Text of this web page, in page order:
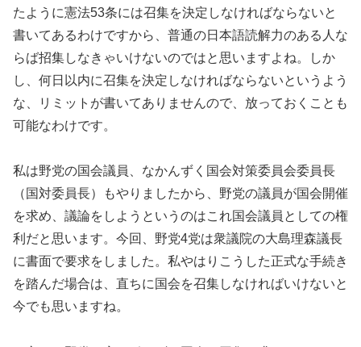
たように憲法53条には召集を決定しなければならないと
書いてあるわけですから、普通の日本語読解力のある人な
らば招集しなきゃいけないのではと思いますよね。しか
し、何日以内に召集を決定しなければならないというよう
な、リミットが書いてありませんので、放っておくことも
可能なわけです。
私は野党の国会議員、なかんずく国会対策委員会委員長
（国対委員長）もやりましたから、野党の議員が国会開催
を求め、議論をしようというのはこれ国会議員としての権
利だと思います。今回、野党4党は衆議院の大島理森議長
に書面で要求をしました。私やはりこうした正式な手続き
を踏んだ場合は、直ちに国会を召集しなければいけないと
今でも思いますね。